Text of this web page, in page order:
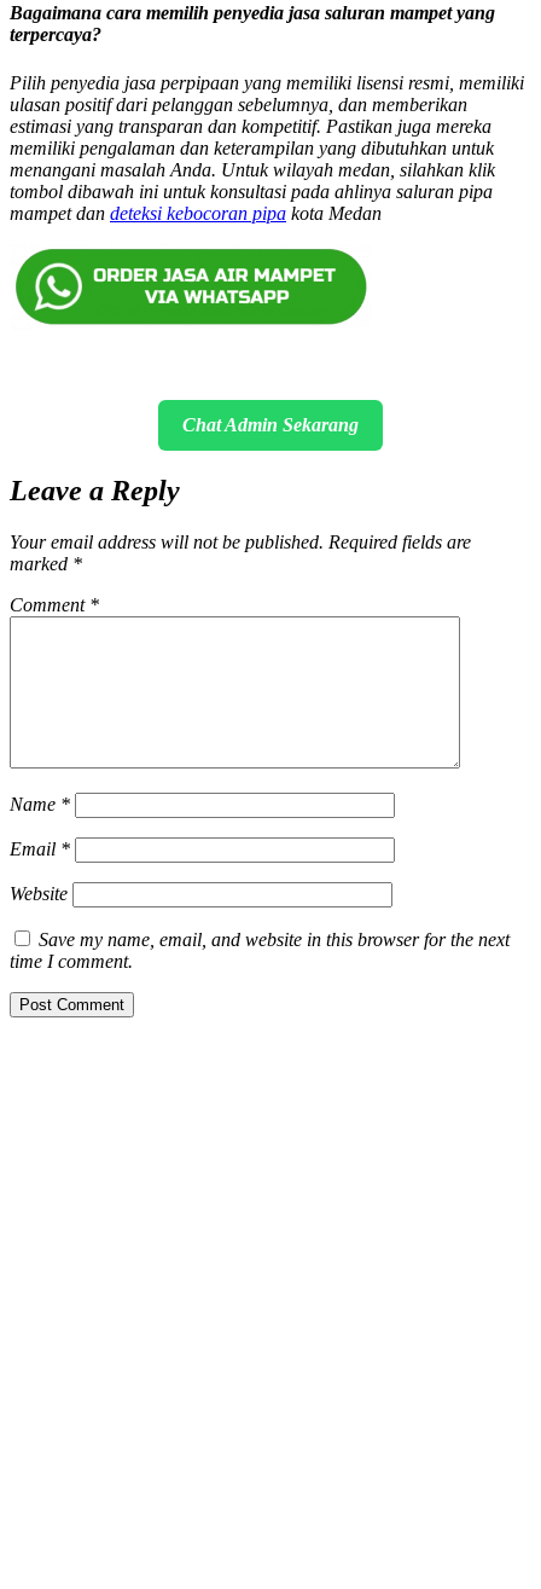
Bagaimana cara memilih penyedia jasa saluran mampet yang
terpercaya?
Pilih penyedia jasa perpipaan yang memiliki lisensi resmi, memiliki
ulasan positif dari pelanggan sebelumnya, dan memberikan
estimasi yang transparan dan kompetitif. Pastikan juga mereka
memiliki pengalaman dan keterampilan yang dibutuhkan untuk
menangani masalah Anda. Untuk wilayah medan, silahkan klik
tombol dibawah ini untuk konsultasi pada ahlinya saluran pipa
mampet dan deteksi kebocoran pipa kota Medan
Chat Admin Sekarang
Leave a Reply
Your email address will not be published. Required fields are
marked *
Comment *
Name *
Email *
Website
Save my name, email, and website in this browser for the next
time I comment.